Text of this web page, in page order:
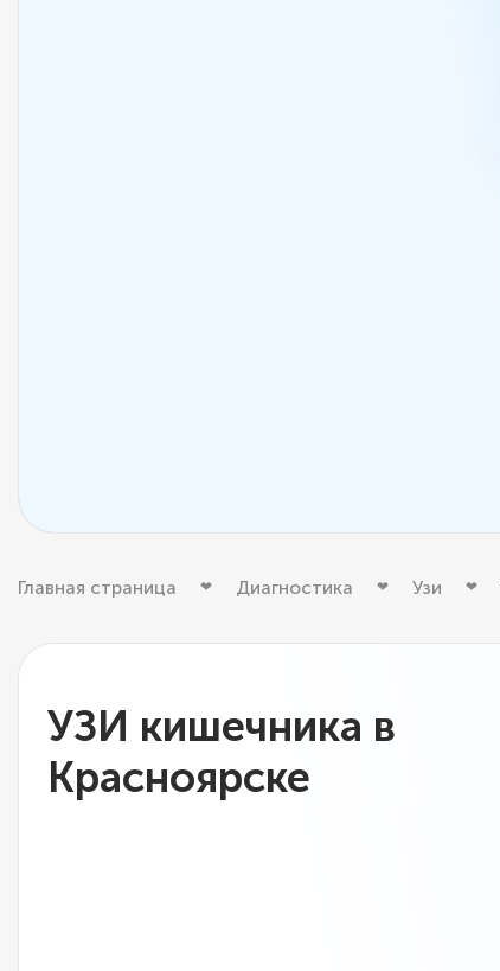
Главная страница Диагностика Узи
УЗИ кишечника в
Красноярске